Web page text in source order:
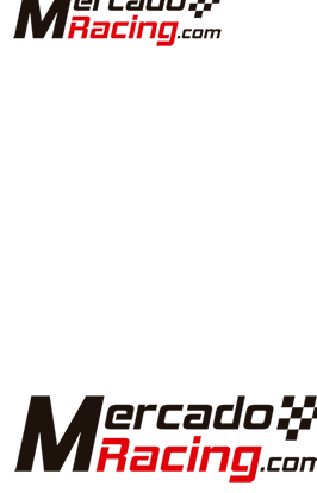
Porsche
Skoda
OTRAS MARCAS